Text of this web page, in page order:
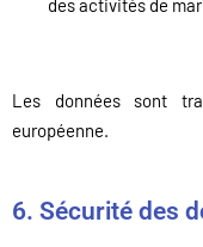
Les données sont
européenne.
6. Sécurité des